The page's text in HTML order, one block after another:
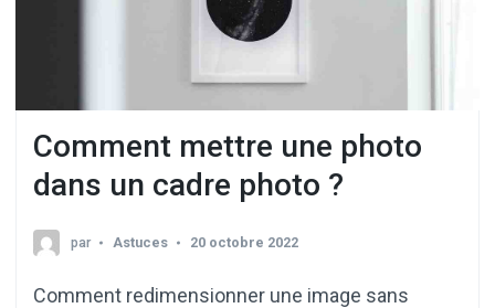
Comment mettre une photo
dans un cadre photo ?
par Astuces 20 octobre 2022
Comment redimensionner une image sans